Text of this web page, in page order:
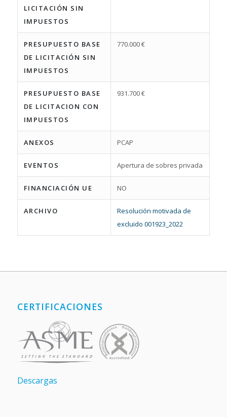
LICITACIÓN SIN
IMPUESTOS
PRESUPUESTO BASE
DE LICITACIÓN SIN
IMPUESTOS
770.000 €
PRESUPUESTO BASE
DE LICITACION CON
IMPUESTOS
931.700 €
ANEXOS PCAP
EVENTOS Apertura de sobres privada
FINANCIACIÓN UE NO
ARCHIVO
Resolución motivada de
excluido 001923_2022
CERTIFICACIONES
Descargas